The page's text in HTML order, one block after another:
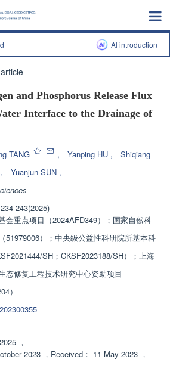
Al introduction
and Phosphorus Release Flux
Interface to the Drainage of
TANG , Yanping HU ,
Shiqiang
, Yuanjun SUN ,
243(2025)
金重点项目（2024AFD349）；国家自然科
51979006）；中央级公益性科研院所基本科
SH；CKSF2023188/SH）；上海
态修复工程技术研究中心资助项目
）
，
2023 ， Received： 11 May 2023 ，